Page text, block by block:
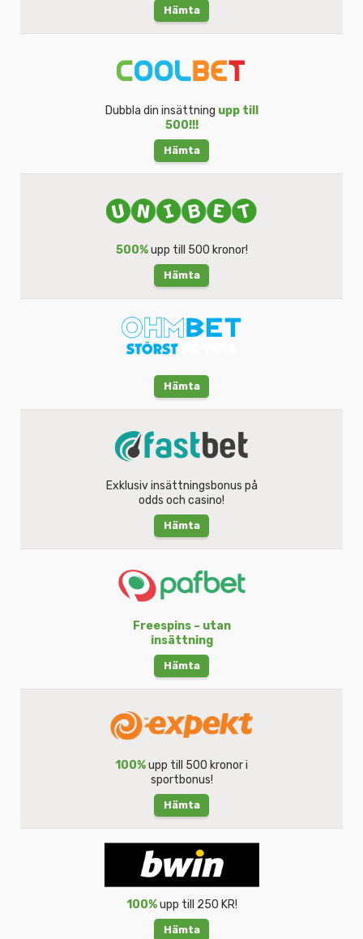
Hämta
Dubbla din insättning upp till
500!!!
Hämta
500%upp till 500 kronor!
Hämta
Hämta
Exklusiv insättningsbonus på
odds och casino!
Hämta
Freespins – utan
insättning
Hämta
100%upp till 500 kronor i
sportbonus!
Hämta
100%upp till 250 KR!
Hämta